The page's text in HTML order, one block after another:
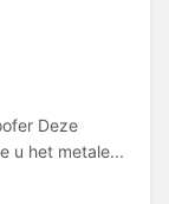
Deze
u het metale...